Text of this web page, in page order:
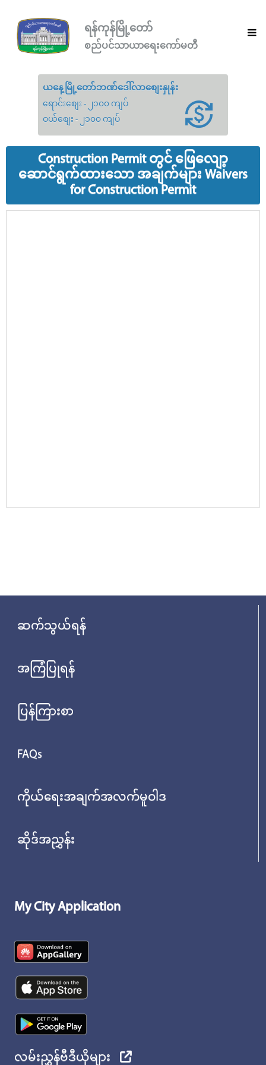
ရန်ကုန်မြို့တော်
စည်ပင်သာယာရေးကော်မတီ
ယနေ့မြို့တော်ဘဏ်ဒေါ်လာစျေးနှုန်း
ရောင်းစျေး - ၂၁၀၀ ကျပ်
ဝယ်စျေး - ၂၁၀၀ ကျပ်
Construction Permit တွင် ဖြေလျော့
ဆောင်ရွက်ထားသော အချက်များ Waivers
for Construction Permit
ဆက်သွယ်ရန်
အကြံပြုရန်
ပြန်ကြားစာ
FAQs
ကိုယ်ရေးအချက်အလက်မူဝါဒ
ဆိုဒ်အညွှန်း
My City Application
လမ်းညွှန်ဗီဒီယိုများ